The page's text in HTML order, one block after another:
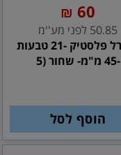
60
₪
50.85 לפני מע''מ
ספירל פלסטיק -21 טבעות
-45 מ"מ- שחור (5
הוסף לסל